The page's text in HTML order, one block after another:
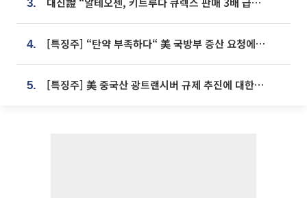
3.
4. [특징주] “탄약 부족하다“ 美 국방부 증산 요청에⋯국내 방산주 급등세
5. [특징주] 美 중국산 광트랜시버 규제 추진에 대한광통신 등 광통신株 강세